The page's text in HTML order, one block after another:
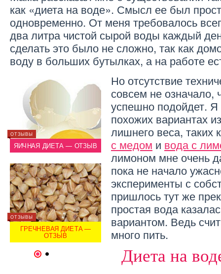
как «диета на воде». Смысл ее был
одновременно. От меня требовалось
два литра чистой сырой воды каждый
сделать это было не сложно, так как
воду в больших бутылках, а на работе
ОТЗЫВЫ
ЯИЧНАЯ ДИЕТА — ОТЗЫВ
ОТЗЫВЫ
ГРЕЧНЕВАЯ ДИЕТА —
ОТЗЫВ
ОТЗЫВЫ
РИСОВАЯ ДИЕТА — ОТЗЫВ
ОТЗЫВЫ
ДИЕТА ДЮКАНА — ОТЗЫВ
ОТЗЫВЫ
Но отсутствие
совсем не означало,
успешно подойдет. Я
похожих вариантах
лишнего веса, таких
с медом и вода с
лимоном мне очень
пока не начало
эксперименты с
пришлось тут же
простая вода
вариантом. Ведь
много пить.
Диета на